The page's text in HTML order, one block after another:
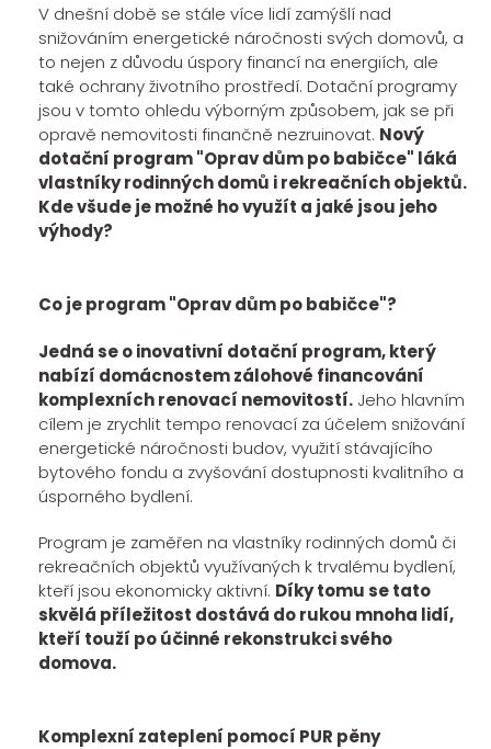
V dnešní době se stále více lidí zamýšlí nad
snižováním energetické náročnosti svých domovů, a
to nejen z důvodu úspory financí na energiích, ale
také ochrany životního prostředí. Dotační programy
jsou v tomto ohledu výborným způsobem, jak se při
opravě nemovitosti finančně nezruinovat. Nový
dotační program "Oprav dům po babičce" láká
vlastníky rodinných domů i rekreačních objektů.
Kde všude je možné ho využít a jaké jsou jeho
výhody?
Co je program "Oprav dům po babičce"?
Jedná se o inovativní dotační program, který
nabízí domácnostem zálohové financování
komplexních renovací nemovitostí. Jeho hlavním
cílem je zrychlit tempo renovací za účelem snižování
energetické náročnosti budov, využití stávajícího
bytového fondu a zvyšování dostupnosti kvalitního a
úsporného bydlení.
Program je zaměřen na vlastníky rodinných domů či
rekreačních objektů využívaných k trvalému bydlení,
kteří jsou ekonomicky aktivní. Díky tomu se tato
skvělá příležitost dostává do rukou mnoha lidí,
kteří touží po účinné rekonstrukci svého
domova.
Komplexní zateplení pomocí PUR pěny